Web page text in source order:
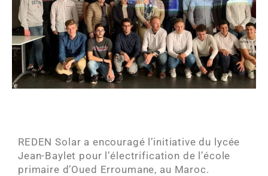
REDEN Solar a encouragé l’initiative du lycée
Jean-Baylet pour l’électrification de l’école
primaire d’Oued Erroumane, au Maroc.